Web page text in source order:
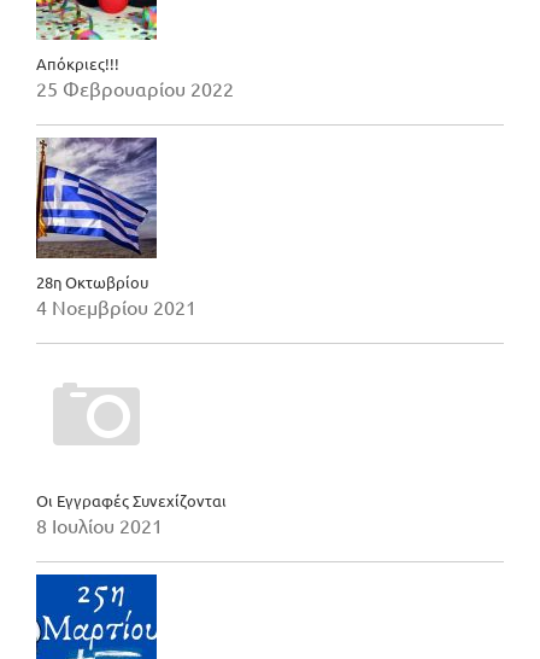
Απόκριες!!!
25 Φεβρουαρίου 2022
28η Οκτωβρίου
4 Νοεμβρίου 2021
Οι Εγγραφές Συνεχίζονται
8 Ιουλίου 2021